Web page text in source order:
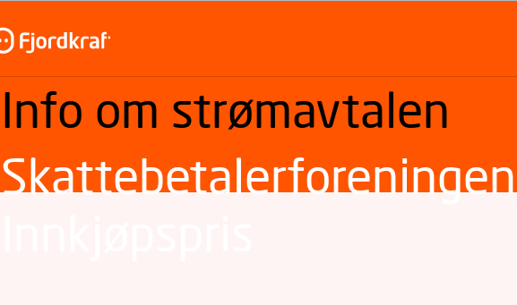
Info om strømavtalen
Skattebetalerforeningen